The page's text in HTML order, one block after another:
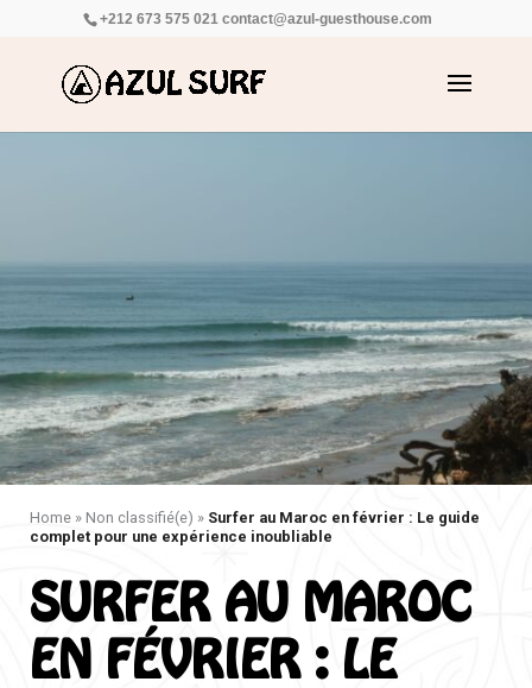
+212 673 575 021 contact@azul-guesthouse.com
Home » Non classifié(e) » Surfer au Maroc en février : Le guide
complet pour une expérience inoubliable
SURFER AU MAROC
EN FÉVRIER : LE